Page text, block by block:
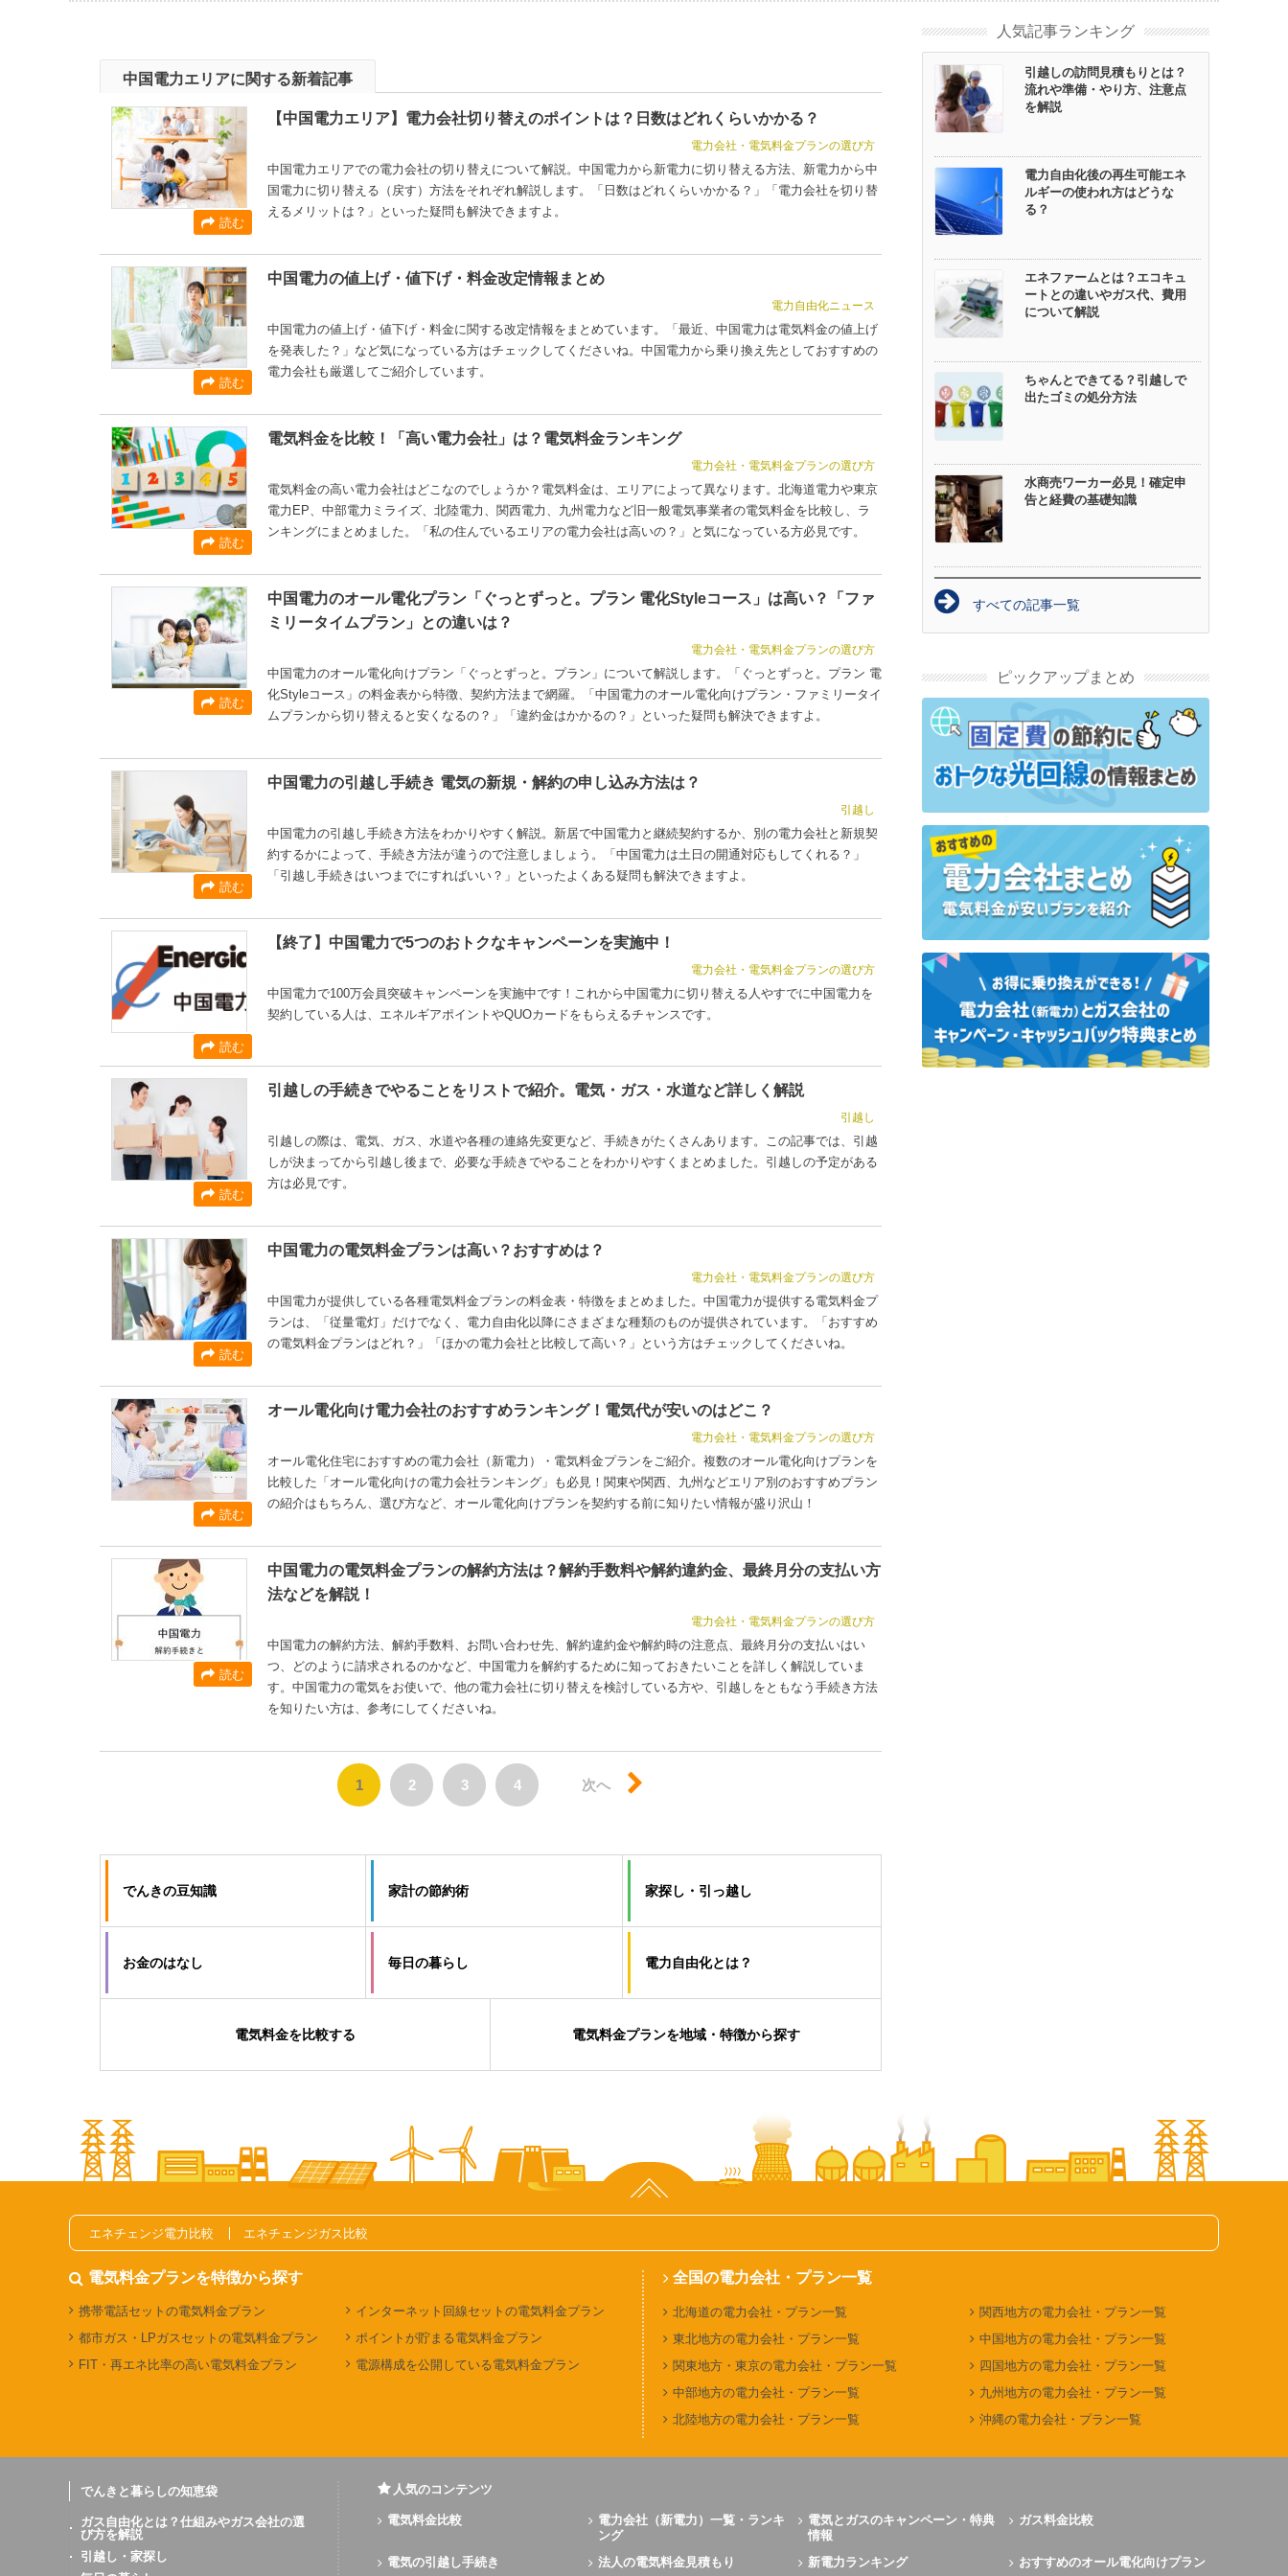
中国電力エリアに関する新着記事
読む
【中国電力エリア】電力会社切り替えのポイントは？日数はどれくらいかかる？
電力会社・電気料金プランの選び方
中国電力エリアでの電力会社の切り替えについて解説。中国電力から新電力に切り替える方法、新電力から中
国電力に切り替える（戻す）方法をそれぞれ解説します。「日数はどれくらいかかる？」「電力会社を切り替
えるメリットは？」といった疑問も解決できますよ。
読む
中国電力の値上げ・値下げ・料金改定情報まとめ
電力自由化ニュース
中国電力の値上げ・値下げ・料金に関する改定情報をまとめています。「最近、中国電力は電気料金の値上げ
を発表した？」など気になっている方はチェックしてくださいね。中国電力から乗り換え先としておすすめの
電力会社も厳選してご紹介しています。
読む
電気料金を比較！「高い電力会社」は？電気料金ランキング
電力会社・電気料金プランの選び方
電気料金の高い電力会社はどこなのでしょうか？電気料金は、エリアによって異なります。北海道電力や東京
電力EP、中部電力ミライズ、北陸電力、関西電力、九州電力など旧一般電気事業者の電気料金を比較し、ラ
ンキングにまとめました。「私の住んでいるエリアの電力会社は高いの？」と気になっている方必見です。
読む
中国電力のオール電化プラン「ぐっとずっと。プラン 電化Styleコース」は高い？「ファ
ミリータイムプラン」との違いは？
電力会社・電気料金プランの選び方
中国電力のオール電化向けプラン「ぐっとずっと。プラン」について解説します。「ぐっとずっと。プラン 電
化Styleコース」の料金表から特徴、契約方法まで網羅。「中国電力のオール電化向けプラン・ファミリータイ
ムプランから切り替えると安くなるの？」「違約金はかかるの？」といった疑問も解決できますよ。
読む
中国電力の引越し手続き 電気の新規・解約の申し込み方法は？
引越し
中国電力の引越し手続き方法をわかりやすく解説。新居で中国電力と継続契約するか、別の電力会社と新規契
約するかによって、手続き方法が違うので注意しましょう。「中国電力は土日の開通対応もしてくれる？」
「引越し手続きはいつまでにすればいい？」といったよくある疑問も解決できますよ。
読む
【終了】中国電力で5つのおトクなキャンペーンを実施中！
電力会社・電気料金プランの選び方
中国電力で100万会員突破キャンペーンを実施中です！これから中国電力に切り替える人やすでに中国電力を
契約している人は、エネルギアポイントやQUOカードをもらえるチャンスです。
読む
引越しの手続きでやることをリストで紹介。電気・ガス・水道など詳しく解説
引越し
引越しの際は、電気、ガス、水道や各種の連絡先変更など、手続きがたくさんあります。この記事では、引越
しが決まってから引越し後まで、必要な手続きでやることをわかりやすくまとめました。引越しの予定がある
方は必見です。
読む
中国電力の電気料金プランは高い？おすすめは？
電力会社・電気料金プランの選び方
中国電力が提供している各種電気料金プランの料金表・特徴をまとめました。中国電力が提供する電気料金プ
ランは、「従量電灯」だけでなく、電力自由化以降にさまざまな種類のものが提供されています。「おすすめ
の電気料金プランはどれ？」「ほかの電力会社と比較して高い？」という方はチェックしてくださいね。
読む
オール電化向け電力会社のおすすめランキング！電気代が安いのはどこ？
電力会社・電気料金プランの選び方
オール電化住宅におすすめの電力会社（新電力）・電気料金プランをご紹介。複数のオール電化向けプランを
比較した「オール電化向けの電力会社ランキング」も必見！関東や関西、九州などエリア別のおすすめプラン
の紹介はもちろん、選び方など、オール電化向けプランを契約する前に知りたい情報が盛り沢山！
読む
中国電力の電気料金プランの解約方法は？解約手数料や解約違約金、最終月分の支払い方
法などを解説！
電力会社・電気料金プランの選び方
中国電力の解約方法、解約手数料、お問い合わせ先、解約違約金や解約時の注意点、最終月分の支払いはい
つ、どのように請求されるのかなど、中国電力を解約するために知っておきたいことを詳しく解説していま
す。中国電力の電気をお使いで、他の電力会社に切り替えを検討している方や、引越しをともなう手続き方法
を知りたい方は、参考にしてくださいね。
1 2 3 4 次へ
でんきの豆知識 家計の節約術 家探し・引っ越し
お金のはなし 毎日の暮らし 電力自由化とは？
電気料金を比較する 電気料金プランを地域・特徴から探す
人気記事ランキング
引越しの訪問見積もりとは？
流れや準備・やり方、注意点
を解説
電力自由化後の再生可能エネ
ルギーの使われ方はどうな
る？
エネファームとは？エコキュ
ートとの違いやガス代、費用
について解説
ちゃんとできてる？引越しで
出たゴミの処分方法
水商売ワーカー必見！確定申
告と経費の基礎知識
すべての記事一覧
ピックアップまとめ
ページ上部へ
エネチェンジ電力比較 エネチェンジガス比較
電気料金プランを特徴から探す
携帯電話セットの電気料金プラン
インターネット回線セットの電気料金プラン
都市ガス・LPガスセットの電気料金プラン
ポイントが貯まる電気料金プラン
FIT・再エネ比率の高い電気料金プラン
電源構成を公開している電気料金プラン
全国の電力会社・プラン一覧
北海道の電力会社・プラン一覧
東北地方の電力会社・プラン一覧
関東地方・東京の電力会社・プラン一覧
中部地方の電力会社・プラン一覧
北陸地方の電力会社・プラン一覧
関西地方の電力会社・プラン一覧
中国地方の電力会社・プラン一覧
四国地方の電力会社・プラン一覧
九州地方の電力会社・プラン一覧
沖縄の電力会社・プラン一覧
でんきと暮らしの知恵袋
ガス自由化とは？仕組みやガス会社の選
び方を解説
引越し・家探し
人気のコンテンツ
電気料金比較
電力会社（新電力）一覧・ランキ
ング
電気とガスのキャンペーン・特典
情報
ガス料金比較
電気の引越し手続き 法人の電気料金見積もり 新電力ランキング おすすめのオール電化向けプラン